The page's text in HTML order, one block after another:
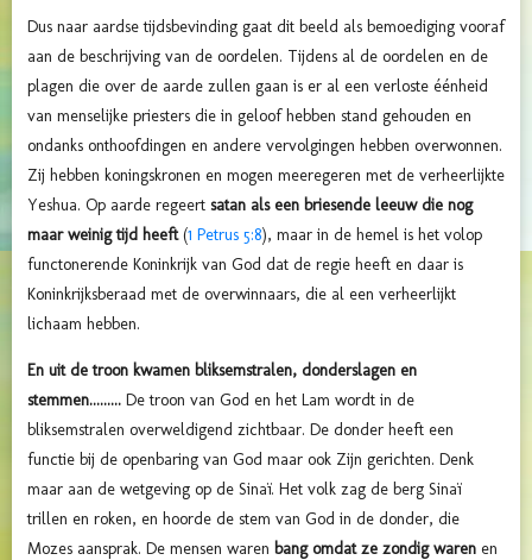
Dus naar aardse tijdsbevinding gaat dit beeld als bemoediging vooraf
aan de beschrijving van de oordelen. Tijdens al de oordelen en de
plagen die over de aarde zullen gaan is er al een verloste éénheid
van menselijke priesters die in geloof hebben stand gehouden en
ondanks onthoofdingen en andere vervolgingen hebben overwonnen.
Zij hebben koningskronen en mogen meeregeren met de verheerlijkte
Yeshua. Op aarde regeert satan als een briesende leeuw die nog
maar weinig tijd heeft(1 Petrus 5:8), maar in de hemel is het volop
functonerende Koninkrijk van God dat de regie heeft en daar is
Koninkrijksberaad met de overwinnaars, die al een verheerlijkt
lichaam hebben.
En uit de troon kwamen bliksemstralen, donderslagen en
stemmen......... De troon van God en het Lam wordt in de
bliksemstralen overweldigend zichtbaar. De donder heeft een
functie bij de openbaring van God maar ook Zijn gerichten. Denk
maar aan de wetgeving op de Sinaï. Het volk zag de berg Sinaï
trillen en roken, en hoorde de stem van God in de donder, die
Mozes aansprak. De mensen waren bang omdat ze zondig waren en